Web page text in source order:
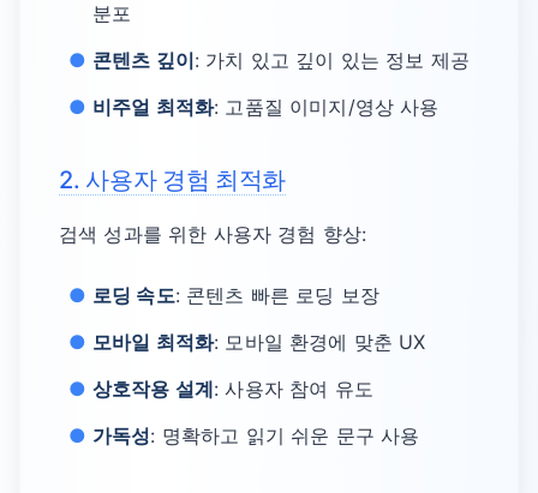
분포
콘텐츠 깊이: 가치 있고 깊이 있는 정보 제공
비주얼 최적화: 고품질 이미지/영상 사용
2. 사용자 경험 최적화
검색 성과를 위한 사용자 경험 향상:
로딩 속도: 콘텐츠 빠른 로딩 보장
모바일 최적화: 모바일 환경에 맞춘 UX
상호작용 설계: 사용자 참여 유도
가독성: 명확하고 읽기 쉬운 문구 사용